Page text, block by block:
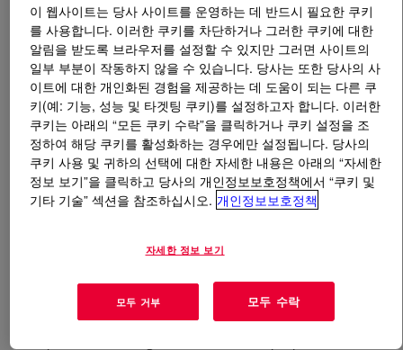
무엇입니까 WALOCEL™ MT 30000 PV Cellulose
Ether?
이 웹사이트는 당사 사이트를 운영하는 데 반드시 필요한 쿠키
를 사용합니다. 이러한 쿠키를 차단하거나 그러한 쿠키에 대한
알림을 받도록 브라우저를 설정할 수 있지만 그러면 사이트의
일부 부분이 작동하지 않을 수 있습니다. 당사는 또한 당사의 사
이트에 대한 개인화된 경험을 제공하는 데 도움이 되는 다른 쿠
키(예: 기능, 성능 및 타겟팅 쿠키)를 설정하고자 합니다. 이러한
쿠키는 아래의 “모든 쿠키 수락”을 클릭하거나 쿠키 설정을 조
정하여 해당 쿠키를 활성화하는 경우에만 설정됩니다. 당사의
쿠키 사용 및 귀하의 선택에 대한 자세한 내용은 아래의 “자세한
정보 보기”을 클릭하고 당사의 개인정보보호정책에서 “쿠키 및
기타 기술” 섹션을 참조하십시오. 개인정보보호정책
자세한 정보 보기
모두 거부 모두 수락